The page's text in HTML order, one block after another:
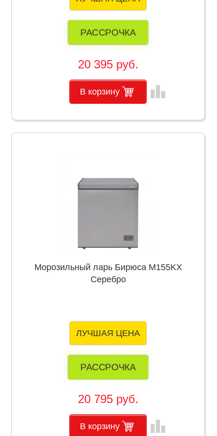
РАССРОЧКА
20 395 руб.
В корзину leaderboard
Морозильный ларь Бирюса M155KX
Серебро
ЛУЧШАЯ ЦЕНА
РАССРОЧКА
20 795 руб.
В корзину leaderboard